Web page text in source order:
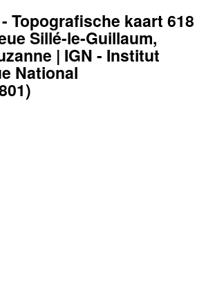
Topografische kaart 618
Sillé-le-Guillaum,
| IGN - Institut
National